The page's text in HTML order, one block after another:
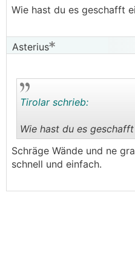
Wie hast du es geschafft
Asterius
..
Tirolar schrieb:
Wie hast du es
Schräge Wände und ne
schnell und einfach.